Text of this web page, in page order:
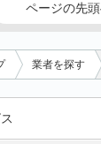
ページの先
業者を探す